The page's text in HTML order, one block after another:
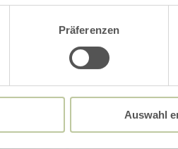
Präferenzen
Auswahl